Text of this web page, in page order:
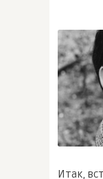
Итак,